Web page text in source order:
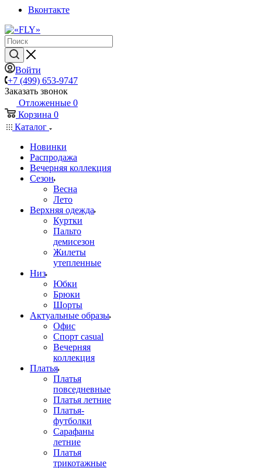
Вконтакте
Войти
+7 (499) 653-9747
Заказать звонок
Отложенные 0
Корзина 0
Каталог
Новинки
Распродажа
Вечерняя коллекция
Сезон
Весна
Лето
Верхняя одежда
Куртки
Пальто
демисезон
Жилеты
утепленные
Низ
Юбки
Брюки
Шорты
Актуальные образы
Офис
Спорт casual
Вечерняя
коллекция
Платья
Платья
повседневные
Платья летние
Платья-
футболки
Сарафаны
летние
Платья
трикотажные